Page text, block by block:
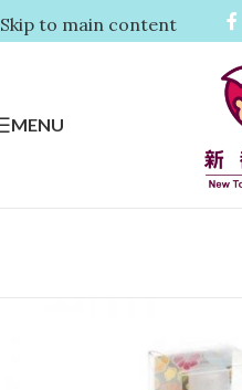
Skip to main content
MENU